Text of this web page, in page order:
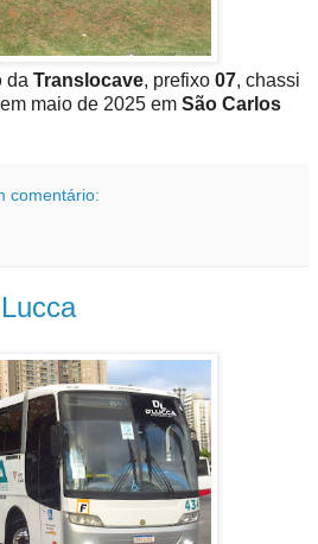
da Translocave, prefixo 07, chassi
maio de 2025 em São Carlos
comentário: